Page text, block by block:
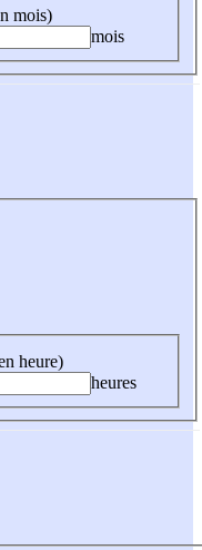
mois)
mois
heure)
heures